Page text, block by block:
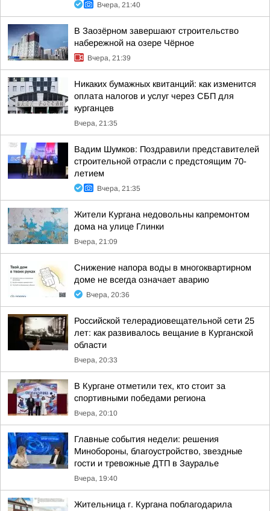
Вчера, 21:40
В Заозёрном завершают строительство
набережной на озере Чёрное
Вчера, 21:39
Никаких бумажных квитанций: как изменится
оплата налогов и услуг через СБП для
курганцев
Вчера, 21:35
Вадим Шумков: Поздравили представителей
строительной отрасли с предстоящим 70-
летием
Вчера, 21:35
Жители Кургана недовольны капремонтом
дома на улице Глинки
Вчера, 21:09
Снижение напора воды в многоквартирном
доме не всегда означает аварию
Вчера, 20:36
Российской телерадиовещательной сети 25
лет: как развивалось вещание в Курганской
области
Вчера, 20:33
В Кургане отметили тех, кто стоит за
спортивными победами региона
Вчера, 20:10
Главные события недели: решения
Минобороны, благоустройство, звездные
гости и тревожные ДТП в Зауралье
Вчера, 19:40
Жительница г. Кургана поблагодарила